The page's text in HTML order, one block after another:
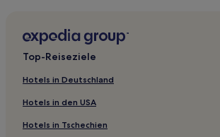
Günstige in Hattiesburg
Hotels mit Casino in Biloxi
Hotels mit Küchenzeile in Biloxi
Luxus in Biloxi
Günstige in Biloxi
Top-Reiseziele
Hotels in Deutschland
Hotels in den USA
Hotels in Tschechien